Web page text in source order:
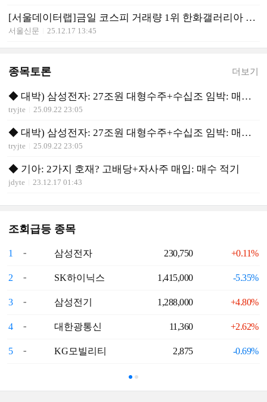
[서울데이터랩]금일 코스피 거래량 1위 한화갤러리아 거래대금 622억 돌파
서울신문 25.12.17 13:45
종목토론 더보기
◆ 대박) 삼성전자: 27조원 대형수주+수십조 임박: 매수 유리
tryjte 25.09.22 23:05
◆ 대박) 삼성전자: 27조원 대형수주+수십조 임박: 매수 유리
tryjte 25.09.22 23:05
◆ 기아: 2가지 호재? 고배당+자사주 매입: 매수 적기
jdyte 23.12.17 01:43
조회급등 종목
1 삼성전자 230,750 +0.11%
2 SK하이닉스 1,415,000 -5.35%
3 삼성전기 1,288,000 +4.80%
4 대한광통신 11,360 +2.62%
5 KG모빌리티 2,875 -0.69%